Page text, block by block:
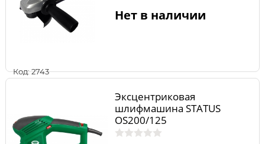
Код: 2743
Нет в наличии
Эксцентриковая
шлифмашина STATUS
OS200/125